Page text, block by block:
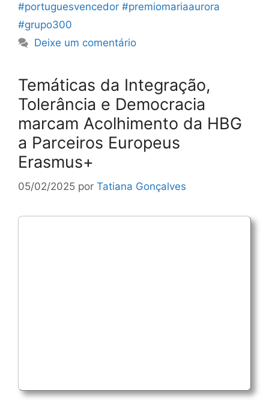
#portuguesvencedor #premiomariaaurora
#grupo300
Deixe um comentário
Temáticas da Integração,
Tolerância e Democracia
marcam Acolhimento da HBG
a Parceiros Europeus
Erasmus+
05/02/2025 por Tatiana Gonçalves